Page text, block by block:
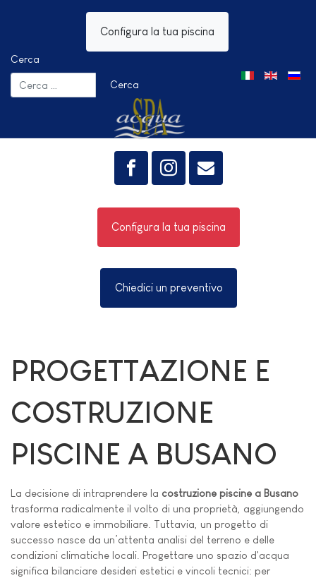
Configura la tua piscina
Cerca
Cerca
Seleziona la tua
Configura la tua piscina
Chiedici un preventivo
PROGETTAZIONE E
COSTRUZIONE
PISCINE A BUSANO
La decisione di intraprendere la costruzione piscine a Busano
trasforma radicalmente il volto di una proprietà, aggiungendo
valore estetico e immobiliare. Tuttavia, un progetto di
successo nasce da un’attenta analisi del terreno e delle
condizioni climatiche locali. Progettare uno spazio d'acqua
significa bilanciare desideri estetici e vincoli tecnici: per